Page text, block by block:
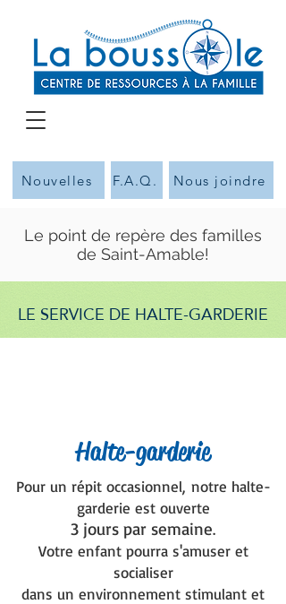
Nouvelles F.A.Q. Nous joindre
Le point de repère des familles
de Saint-Amable!
LE SERVICE DE HALTE-GARDERIE
Halte-garderie
Pour un répit occasionnel, notre halte-
garderie est ouverte
3 jours par semaine.
Votre enfant pourra s'amuser et
socialiser
dans un environnement stimulant et